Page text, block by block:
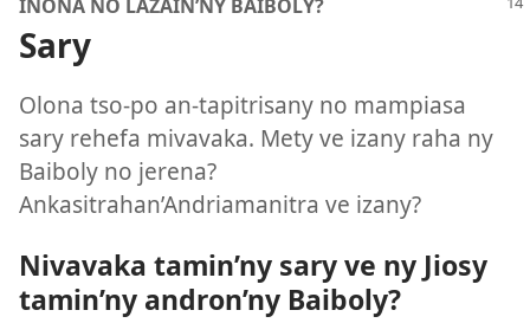
INONA NO LAZAIN’NY BAIBOLY?
Sary
Olona tso-po an-tapitrisany no mampiasa
sary rehefa mivavaka. Mety ve izany raha ny
Baiboly no jerena?
Ankasitrahan’Andriamanitra ve izany?
Nivavaka tamin’ny sary ve ny Jiosy
tamin’ny andron’ny Baiboly?